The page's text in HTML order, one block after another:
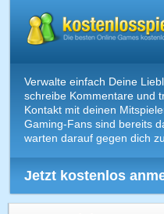
Verwalte einfach Deine
schreibe Kommentare und
Kontakt mit deinen
Gaming-Fans sind bereits
warten darauf gegen dich
Jetzt kostenlos